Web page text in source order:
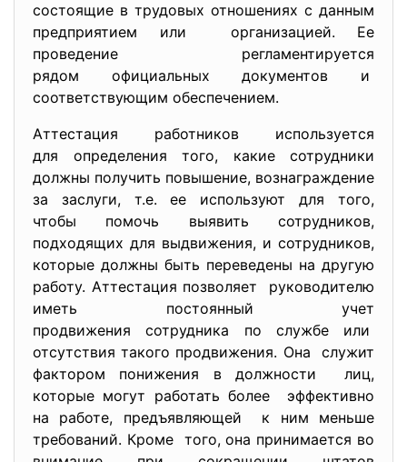
состоящие в трудовых отношениях с данным
предприятием или организацией. Ее
проведение регламентируется
рядом официальных документов и
соответствующим обеспечением.
Аттестация работников используется
для определения того, какие сотрудники
должны получить повышение, вознаграждение
за заслуги, т.е. ее используют для того,
чтобы помочь выявить сотрудников,
подходящих для выдвижения, и сотрудников,
которые должны быть переведены на другую
работу. Аттестация позволяет руководителю
иметь постоянный учет
продвижения сотрудника по службе или
отсутствия такого продвижения. Она служит
фактором понижения в должности лиц,
которые могут работать более эффективно
на работе, предъявляющей к ним меньше
требований. Кроме того, она принимается во